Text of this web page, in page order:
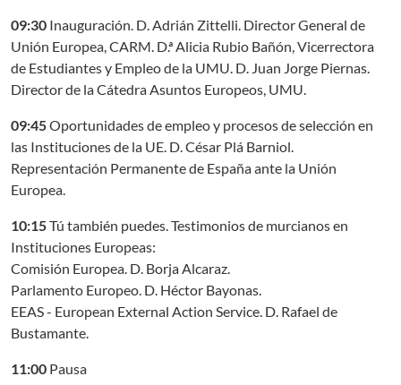
09:30 Inauguración. D. Adrián Zittelli. Director General de
Unión Europea, CARM. D.ª Alicia Rubio Bañón, Vicerrectora
de Estudiantes y Empleo de la UMU. D. Juan Jorge Piernas.
Director de la Cátedra Asuntos Europeos, UMU.
09:45Oportunidades de empleo y procesos de selección en
las Instituciones de la UE. D. César Plá Barniol.
Representación Permanente de España ante la Unión
Europea.
10:15Tú también puedes. Testimonios de murcianos en
Instituciones Europeas:
Comisión Europea. D. Borja Alcaraz.
Parlamento Europeo. D. Héctor Bayonas.
EEAS - European External Action Service. D. Rafael de
Bustamante.
11:00 Pausa